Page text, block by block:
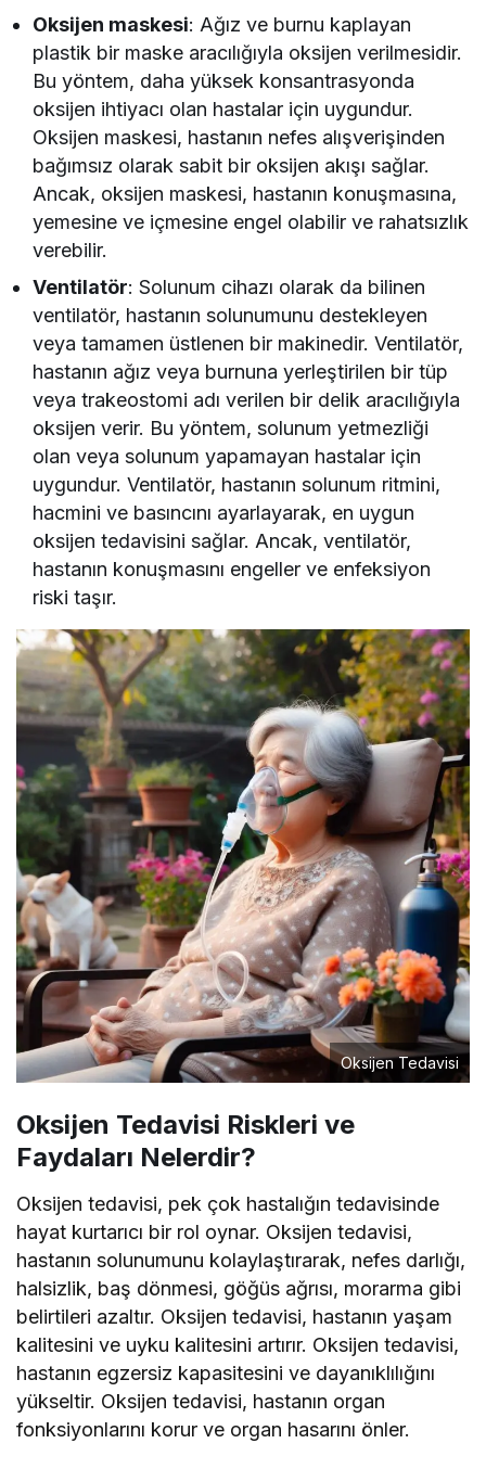
Oksijen maskesi: Ağız ve burnu kaplayan
plastik bir maske aracılığıyla oksijen verilmesidir.
Bu yöntem, daha yüksek konsantrasyonda
oksijen ihtiyacı olan hastalar için uygundur.
Oksijen maskesi, hastanın nefes alışverişinden
bağımsız olarak sabit bir oksijen akışı sağlar.
Ancak, oksijen maskesi, hastanın konuşmasına,
yemesine ve içmesine engel olabilir ve rahatsızlık
verebilir.
Ventilatör: Solunum cihazı olarak da bilinen
ventilatör, hastanın solunumunu destekleyen
veya tamamen üstlenen bir makinedir. Ventilatör,
hastanın ağız veya burnuna yerleştirilen bir tüp
veya trakeostomi adı verilen bir delik aracılığıyla
oksijen verir. Bu yöntem, solunum yetmezliği
olan veya solunum yapamayan hastalar için
uygundur. Ventilatör, hastanın solunum ritmini,
hacmini ve basıncını ayarlayarak, en uygun
oksijen tedavisini sağlar. Ancak, ventilatör,
hastanın konuşmasını engeller ve enfeksiyon
riski taşır.
Oksijen Tedavisi
Oksijen Tedavisi Riskleri ve
Faydaları Nelerdir?
Oksijen tedavisi, pek çok hastalığın tedavisinde
hayat kurtarıcı bir rol oynar. Oksijen tedavisi,
hastanın solunumunu kolaylaştırarak, nefes darlığı,
halsizlik, baş dönmesi, göğüs ağrısı, morarma gibi
belirtileri azaltır. Oksijen tedavisi, hastanın yaşam
kalitesini ve uyku kalitesini artırır. Oksijen tedavisi,
hastanın egzersiz kapasitesini ve dayanıklılığını
yükseltir. Oksijen tedavisi, hastanın organ
fonksiyonlarını korur ve organ hasarını önler.